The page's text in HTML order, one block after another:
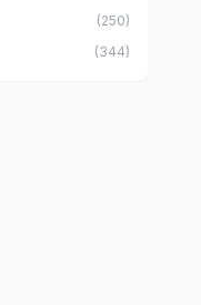
(250)
(344)